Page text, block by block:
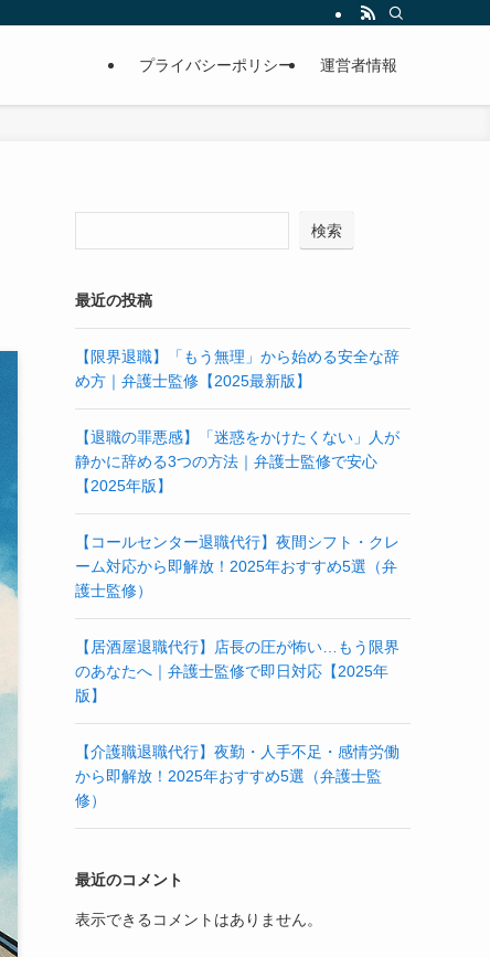
プライバシーポリシー 運営者情報
検索
最近の投稿
【限界退職】「もう無理」から始める安全な辞
め方｜弁護士監修【2025最新版】
【退職の罪悪感】「迷惑をかけたくない」人が
静かに辞める3つの方法｜弁護士監修で安心
【2025年版】
【コールセンター退職代行】夜間シフト・クレ
ーム対応から即解放！2025年おすすめ5選（弁
護士監修）
【居酒屋退職代行】店長の圧が怖い…もう限界
のあなたへ｜弁護士監修で即日対応【2025年
版】
【介護職退職代行】夜勤・人手不足・感情労働
から即解放！2025年おすすめ5選（弁護士監
修）
最近のコメント
表示できるコメントはありません。